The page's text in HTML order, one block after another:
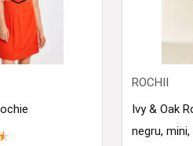
ROCHII
Ivy & Oak
negru,